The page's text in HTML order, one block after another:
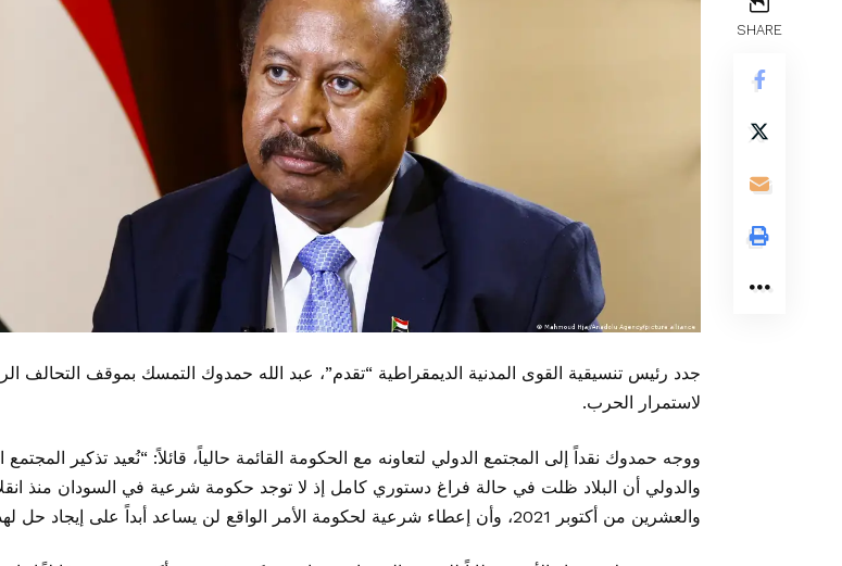
SHARE
جدد رئيس تنسيقية القوى المدنية الديمقراطية “تقدم”، عبد الله حمدوك التمسك بموقف التحالف
لاستمرار الحرب.
ووجه حمدوك نقداً إلى المجتمع الدولي لتعاونه مع الحكومة القائمة حالياً، قائلاً: “نُعيد تذكير المجتمع
والدولي أن البلاد ظلت في حالة فراغ دستوري كامل إذ لا توجد حكومة شرعية في السودان منذ
والعشرين من أكتوبر 2021، وأن إعطاء شرعية لحكومة الأمر الواقع لن يساعد أبداً على إيجاد حل لهذه الحرب.”